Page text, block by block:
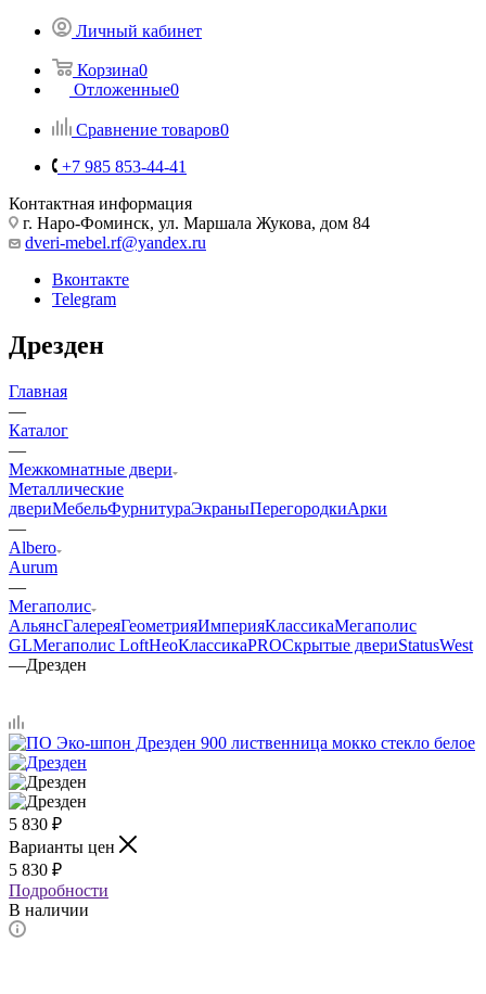
Личный кабинет
Корзина0
Отложенные0
Сравнение товаров0
+7 985 853-44-41
Контактная информация
г. Наро-Фоминск, ул. Маршала Жукова, дом 84
dveri-mebel.rf@yandex.ru
Вконтакте
Telegram
Дрезден
Главная
—
Каталог
—
Межкомнатные двери
Металлические
двериМебельФурнитураЭкраныПерегородкиАрки
—
Albero
Aurum
—
Мегаполис
АльянсГалереяГеометрияИмперияКлассикаМегаполис
GLМегаполис LoftНеоКлассикаPROСкрытые двериStatusWest
—Дрезден
5 830 ₽
Варианты цен
5 830 ₽
Подробности
В наличии